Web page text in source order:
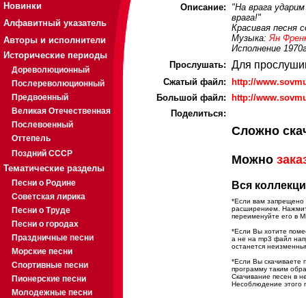
Новинки
Алфавитный указатель
Авторы и исполнители
Исторические периоды
Дореволюционный
Послереволюционный
Предвоенный
Великая Отечественная
Послевоенный
Оттепель
Поздний СССР
Тематические разделы
Песни о Родине
Советская лирика
Песни о Труде
Песни о городах
Праздничные песни
Морские песни
Спортивные песни
Пионерские песни
Молодежные песни
Описание:
"На врага
врага!"
Красивая песня
Музыка:Ян
Исполнение
Прослушать: Для
Cжатый файл:
http://
Большой файл:
http://
Поделиться:
Сложно
Можно
Вся
*Если вам запрещено
расширением.
переименуйте его в
*Если Вы хотите
а не на mp3 файл
останется
*Если Вы скачиваете
программу таким
Скачивание песен в
Несоблюдение этого